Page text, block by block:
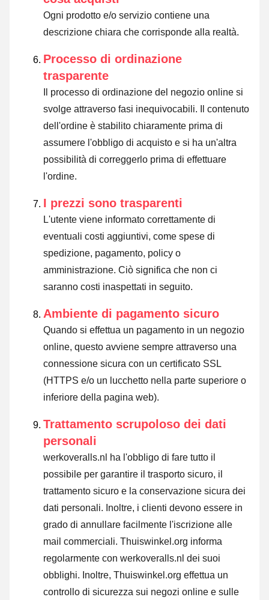
Ogni prodotto e/o servizio contiene una
descrizione chiara che corrisponde alla realtà.
Processo di ordinazione
trasparente
Il processo di ordinazione del negozio online si
svolge attraverso fasi inequivocabili. Il contenuto
dell'ordine è stabilito chiaramente prima di
assumere l'obbligo di acquisto e si ha un'altra
possibilità di correggerlo prima di effettuare
l'ordine.
I prezzi sono trasparenti
L'utente viene informato correttamente di
eventuali costi aggiuntivi, come spese di
spedizione, pagamento, policy o
amministrazione. Ciò significa che non ci
saranno costi inaspettati in seguito.
Ambiente di pagamento sicuro
Quando si effettua un pagamento in un negozio
online, questo avviene sempre attraverso una
connessione sicura con un certificato SSL
(HTTPS e/o un lucchetto nella parte superiore o
inferiore della pagina web).
Trattamento scrupoloso dei dati
personali
werkoveralls.nl ha l'obbligo di fare tutto il
possibile per garantire il trasporto sicuro, il
trattamento sicuro e la conservazione sicura dei
dati personali. Inoltre, i clienti devono essere in
grado di annullare facilmente l'iscrizione alle
mail commerciali. Thuiswinkel.org informa
regolarmente con werkoveralls.nl dei suoi
obblighi. Inoltre, Thuiswinkel.org effettua un
controllo di sicurezza sui negozi online e sulle